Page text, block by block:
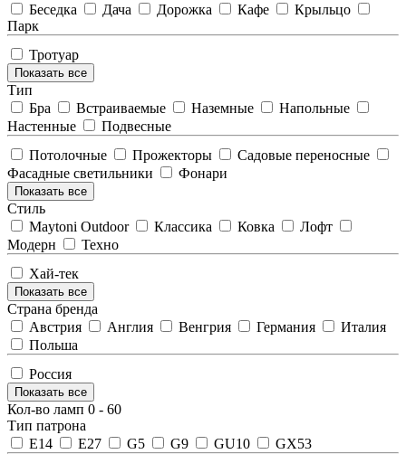
Беседка
Дача Дорожка Кафе
Крыльцо
Парк
Тротуар
Показать все
Тип
Бра
Встраиваемые Наземные
Напольные
Настенные
Подвесные
Потолочные
Прожекторы
Садовые переносные
Фасадные светильники
Фонари
Показать все
Стиль
Maytoni Outdoor
Классика Ковка
Лофт
Модерн
Техно
Хай-тек
Показать все
Страна бренда
Австрия
Англия Венгрия Германия
Италия
Польша
Россия
Показать все
Кол-во ламп 0 - 60
Тип патрона
E14
E27 G5 G9 GU10 GX53